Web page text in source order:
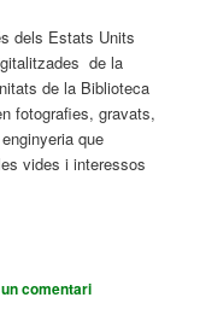
dels Estats Units
de la
de la Biblioteca
fotografies, gravats,
que
vides i interessos
comentari